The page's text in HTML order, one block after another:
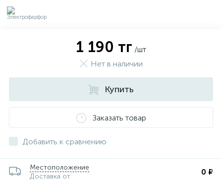
1 190 тг /шт
Нет в наличии
Купить
Заказать товар
Добавить к сравнению
Местоположение
Доставка от
0 ₽